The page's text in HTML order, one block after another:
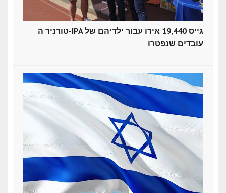
טורניר ה-IPA גייס 19,440 אירו עבור ילדיהם של
עובדים שנפטרו